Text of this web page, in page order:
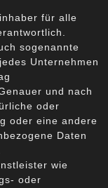
für alle
sogenannte
Unternehmen
und nach
oder
oder eine andere
Daten
wie
oder